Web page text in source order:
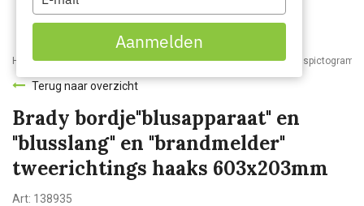
Home Webshop Veiligheidsartikelen Signalisatie
Terug naar overzicht
Brady bordje"blusapparaat" en
"blusslang" en "brandmelder"
tweerichtings haaks 603x203mm
Art: 138935
your
email
Aanmelden